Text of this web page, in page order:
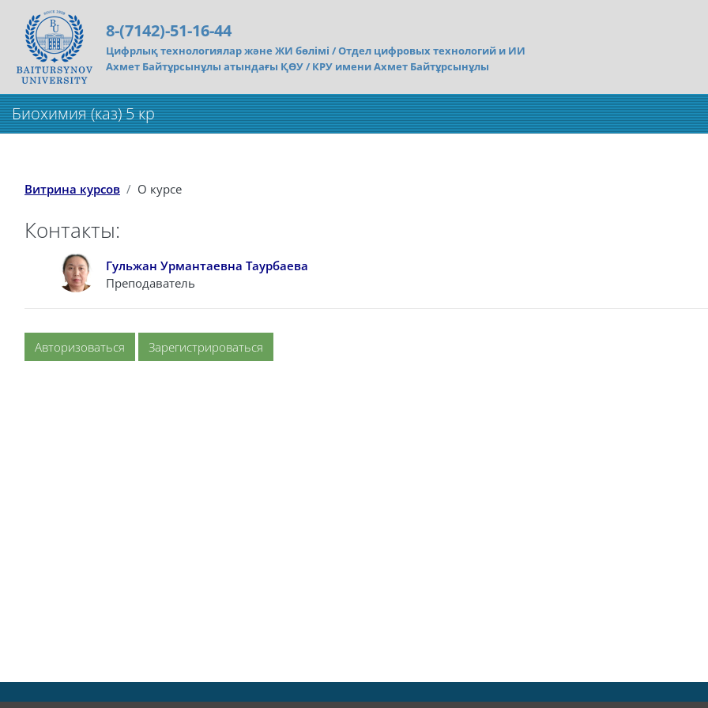
Перейти к основному содержанию
8-(7142)-51-16-44
Цифрлық технологиялар және ЖИ бөлімі /Отдел цифровых технологий и ИИ
Ахмет Байтұрсынұлы атындағы ҚӨУ / КРУ имени Ахмет Байтұрсынұлы
Биохимия (каз) 5 кр
Витрина курсов О курсе
Контакты:
Гульжан Урмантаевна Таурбаева
Преподаватель
Авторизоваться Зарегистрироваться